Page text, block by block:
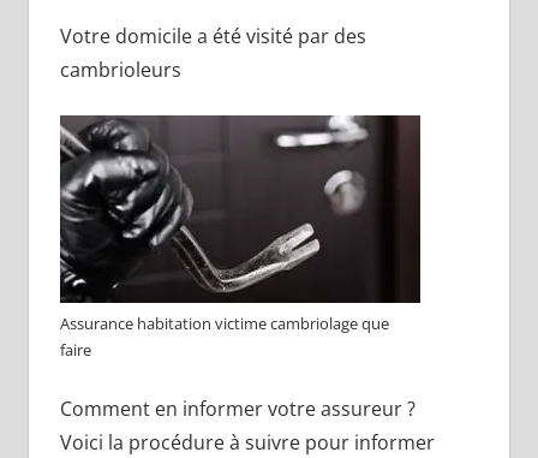
Votre domicile a été visité par des
cambrioleurs
Assurance habitation victime cambriolage que
faire
Comment en informer votre assureur ?
Voici la procédure à suivre pour informer